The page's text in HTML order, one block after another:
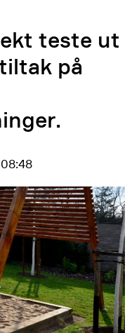
teste ut
på